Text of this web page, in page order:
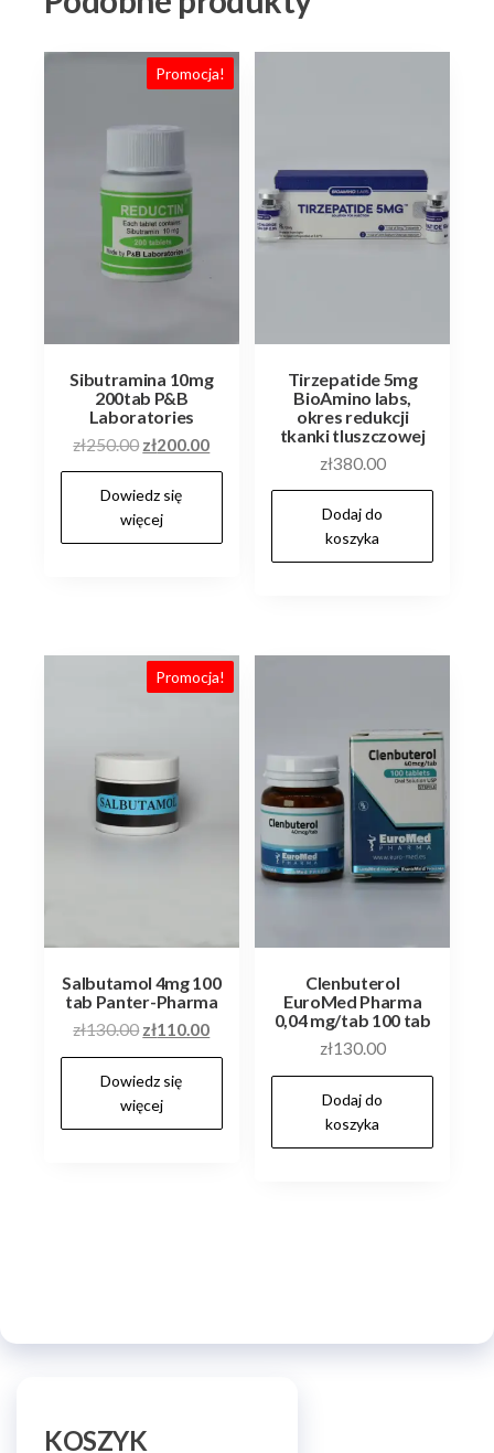
Promocja!
Sibutramina 10mg
200tab P&B
Laboratories
zł250.00 Pierwotna
cena
wynosiła:
zł250.00.
zł200.00Aktualna
cena
Dowiedz się
więcej
Tirzepatide 5mg
BioAmino labs,
okres redukcji
tkanki tluszczowej
zł380.00
Dodaj do
koszyka
Promocja!
Salbutamol 4mg 100
tab Panter-Pharma
zł130.00 Pierwotna
cena
wynosiła:
zł130.00.
zł110.00Aktualna
cena
Dowiedz się
więcej
Clenbuterol
EuroMed Pharma
0,04 mg/tab 100 tab
zł130.00
Dodaj do
koszyka
KOSZYK